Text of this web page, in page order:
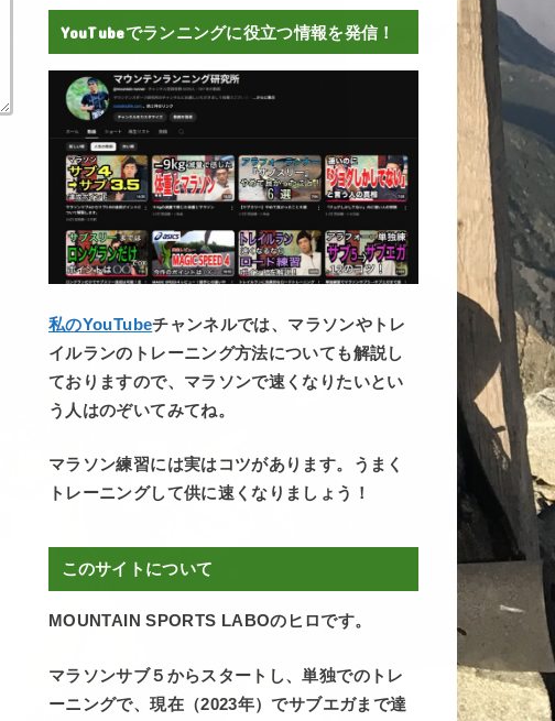
YouTubeでランニングに役立つ情報を発信！
私のYouTubeチャンネルでは、マラソンやトレ
イルランのトレーニング方法についても解説し
ておりますので、マラソンで速くなりたいとい
う人はのぞいてみてね。
マラソン練習には実はコツがあります。うまく
トレーニングして供に速くなりましょう！
このサイトについて
MOUNTAIN SPORTS LABOのヒロです。
マラソンサブ５からスタートし、単独でのトレ
ーニングで、現在（2023年）でサブエガまで達